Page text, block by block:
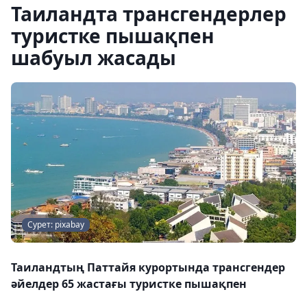
Таиландта трансгендерлер
туристке пышақпен
шабуыл жасады
Сурет: pixabay
Таиландтың Паттайя курортында трансгендер
әйелдер 65 жастағы туристке пышақпен